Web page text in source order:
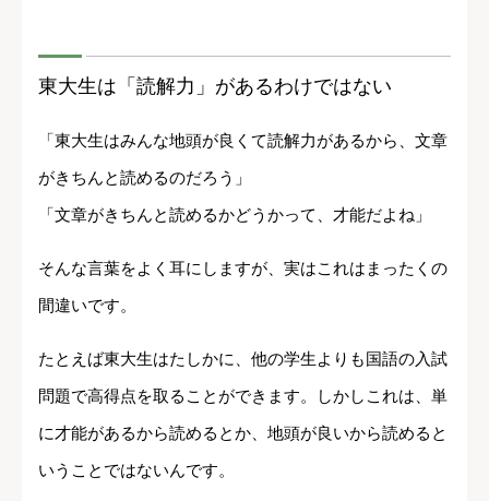
東大生は「読解力」があるわけではない
「東大生はみんな地頭が良くて読解力があるから、文章
がきちんと読めるのだろう」
「文章がきちんと読めるかどうかって、才能だよね」
そんな言葉をよく耳にしますが、実はこれはまったくの
間違いです。
たとえば東大生はたしかに、他の学生よりも国語の入試
問題で高得点を取ることができます。しかしこれは、単
に才能があるから読めるとか、地頭が良いから読めると
いうことではないんです。